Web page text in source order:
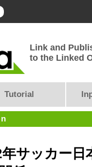
Link and
to the Linked
Tutorial
サッカー日